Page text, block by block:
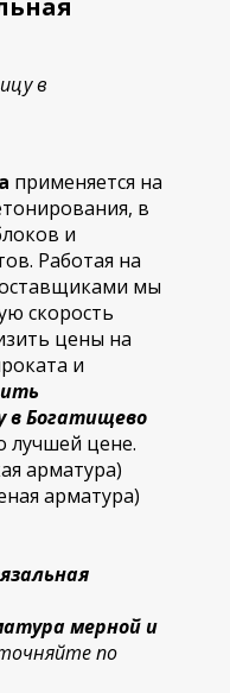
в
применяется на
в
и
Работая на
мы
скорость
цены на
и
в Богатищево
лучшей цене.
арматура)
арматура)
мерной и
по